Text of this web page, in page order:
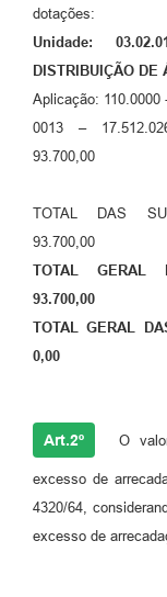
Projetos
Contas Públicas
Links
Serviços Online
Telefones Úteis
Jornal
Agenda
SIC
dotações:
Unidade:
DISTRIBUIÇÃO DE
Aplicação: 110.0000
0013 –
93.700,00
TOTAL DAS
93.700,00
TOTAL GERAL
93.700,00
TOTAL GERAL
0,00
Art.2º O
excesso de
4320/64,
excesso de